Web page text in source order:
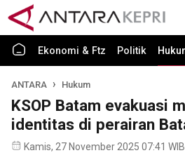
Ekonomi & Ftz Politik
ANTARA Hukum
KSOP Batam evakuasi
identitas di perairan
Kamis, 27 November 2025 07:41 WIB